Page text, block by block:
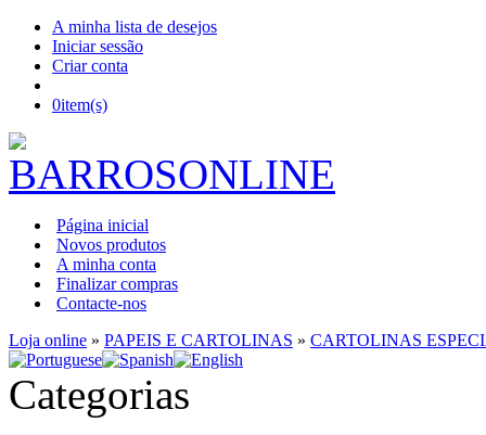
A minha lista de desejos
Iniciar sessão
Criar conta
0item(s)
Página inicial
Novos produtos
A minha conta
Finalizar compras
Contacte-nos
Loja online » PAPEIS E CARTOLINAS » CARTOLINAS
Categorias